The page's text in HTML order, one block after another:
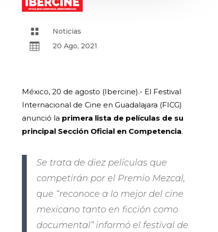
 Noticias
 20 Ago, 2021
México, 20 de agosto (Ibercine).- El Festival
Internacional de Cine en Guadalajara (FICG)
anunció la primera lista de películas de su
principal Sección Oficial en Competencia.
Se trata de diez películas que
competirán por el Premio Mezcal,
que “reconoce a lo mejor del cine
mexicano tanto en ficción como
documental” informó el festival de